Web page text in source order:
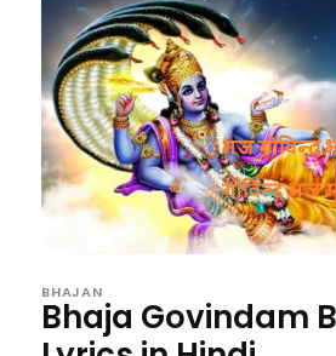
BHAJAN
Bhaja Govindam